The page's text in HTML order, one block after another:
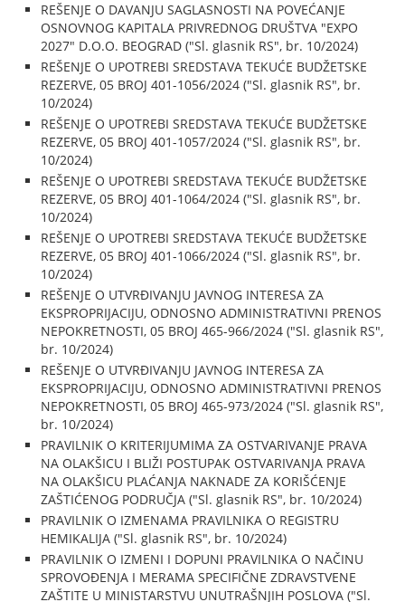
REŠENJE O DAVANJU SAGLASNOSTI NA POVEĆANJE
OSNOVNOG KAPITALA PRIVREDNOG DRUŠTVA "EXPO
2027" D.O.O. BEOGRAD ("Sl. glasnik RS", br. 10/2024)
REŠENJE O UPOTREBI SREDSTAVA TEKUĆE BUDŽETSKE
REZERVE, 05 BROJ 401-1056/2024 ("Sl. glasnik RS", br.
10/2024)
REŠENJE O UPOTREBI SREDSTAVA TEKUĆE BUDŽETSKE
REZERVE, 05 BROJ 401-1057/2024 ("Sl. glasnik RS", br.
10/2024)
REŠENJE O UPOTREBI SREDSTAVA TEKUĆE BUDŽETSKE
REZERVE, 05 BROJ 401-1064/2024 ("Sl. glasnik RS", br.
10/2024)
REŠENJE O UPOTREBI SREDSTAVA TEKUĆE BUDŽETSKE
REZERVE, 05 BROJ 401-1066/2024 ("Sl. glasnik RS", br.
10/2024)
REŠENJE O UTVRĐIVANJU JAVNOG INTERESA ZA
EKSPROPRIJACIJU, ODNOSNO ADMINISTRATIVNI PRENOS
NEPOKRETNOSTI, 05 BROJ 465-966/2024 ("Sl. glasnik RS",
br. 10/2024)
REŠENJE O UTVRĐIVANJU JAVNOG INTERESA ZA
EKSPROPRIJACIJU, ODNOSNO ADMINISTRATIVNI PRENOS
NEPOKRETNOSTI, 05 BROJ 465-973/2024 ("Sl. glasnik RS",
br. 10/2024)
PRAVILNIK O KRITERIJUMIMA ZA OSTVARIVANJE PRAVA
NA OLAKŠICU I BLIŽI POSTUPAK OSTVARIVANJA PRAVA
NA OLAKŠICU PLAĆANJA NAKNADE ZA KORIŠĆENJE
ZAŠTIĆENOG PODRUČJA ("Sl. glasnik RS", br. 10/2024)
PRAVILNIK O IZMENAMA PRAVILNIKA O REGISTRU
HEMIKALIJA ("Sl. glasnik RS", br. 10/2024)
PRAVILNIK O IZMENI I DOPUNI PRAVILNIKA O NAČINU
SPROVOĐENJA I MERAMA SPECIFIČNE ZDRAVSTVENE
ZAŠTITE U MINISTARSTVU UNUTRAŠNJIH POSLOVA ("Sl.